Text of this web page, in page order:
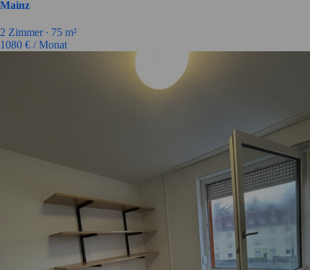
Mainz
2 Zimmer ∙ 75 m²
1080 € / Monat